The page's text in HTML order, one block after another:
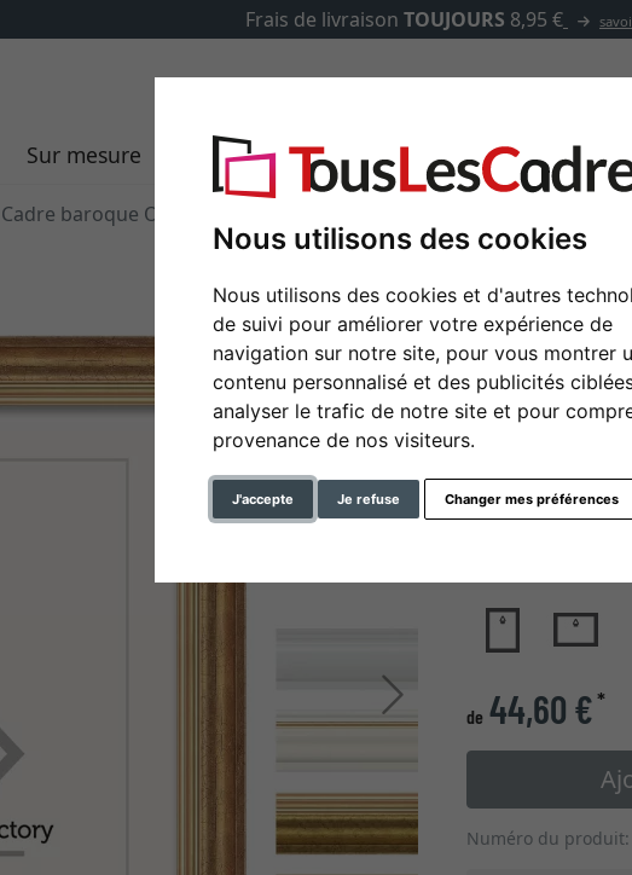
Nous utilisons des cookies
Nous utilisons des cookies et d'autres
de suivi pour améliorer votre expérience de
navigation sur notre site, pour vous montrer
contenu personnalisé et des publicités
analyser le trafic de notre site et pour
provenance de nos visiteurs.
J'accepte Je refuse Changer mes préférences
Frais de livraison TOUJOURS 8,95 €
Sur mesure Passe-partout Marques Accessoires
Cadre baroque Olivia
Continuer
Cadre
format
de 44,60 €*
Numéro du produit: